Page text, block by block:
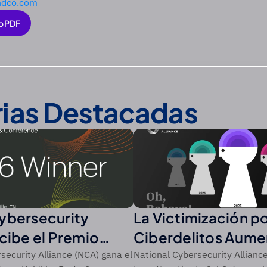
PDF
PDF
Destacadas
el Premio
CSO de
Alliance (NCA) gana el
La Victimización
Ciberdelitos
Récord del 44%
National Cybersecurity